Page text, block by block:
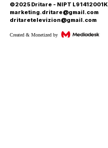
©2025 Dritare - NIPT L91412001K
marketing.dritare@gmail.com
dritaretelevizion@gmail.com
Created & Monetized by